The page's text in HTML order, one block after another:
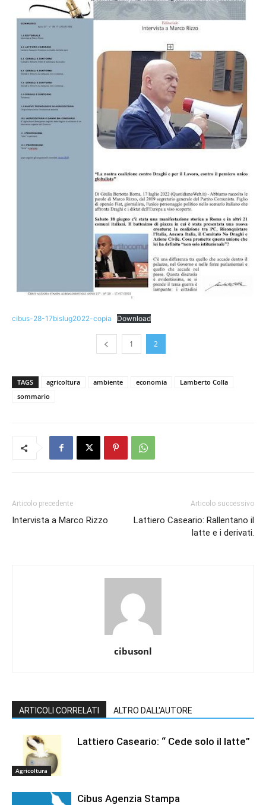
cibus-28-17bislug2022-copia Download
1 2
TAGS agricoltura ambiente economia
Lamberto Colla
sommario
Articolo precedente
Intervista a Marco Rizzo
Articolo successivo
Lattiero Caseario: Rallentano il
latte e i derivati.
cibusonl
ARTICOLI CORRELATI ALTRO DALL'AUTORE
Agricoltura
Lattiero Caseario: “ Cede solo il latte”
Cibus Agenzia Stampa